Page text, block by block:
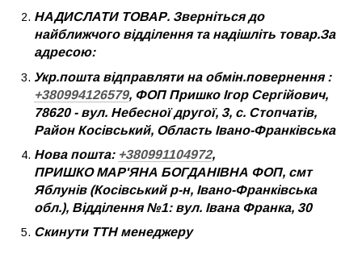
НАДИСЛАТИ ТОВАР. Зверніться до
найближчого відділення та надішліть товар.За
адресою:
Укр.пошта відправляти на обмін.повернення :
+380994126579, ФОП Пришко Ігор Сергійович,
78620 - вул. Небесної другої, 3, с. Стопчатів,
Район Косівський, Область Івано-Франківська
Нова пошта: +380991104972,
ПРИШКО МАР'ЯНА БОГДАНІВНА ФОП, смт
Яблунів (Косівський р-н, Івано-Франківська
обл.), Відділення №1: вул. Івана Франка, 30
Скинути ТТН менеджеру